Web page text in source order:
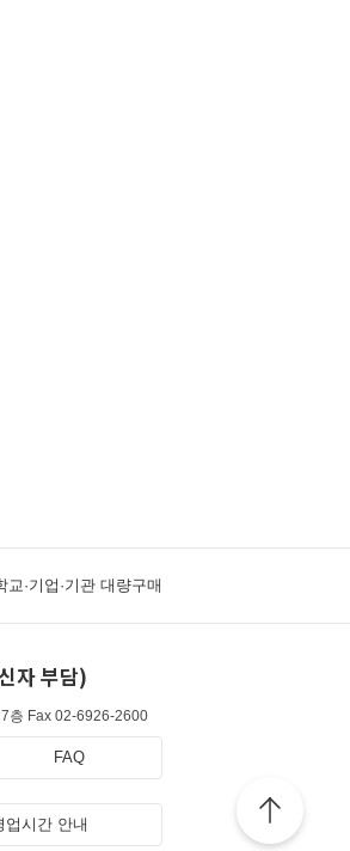
교·기업·기관 대량구매
자 부담)
층 Fax 02-6926-2600
FAQ
업시간 안내